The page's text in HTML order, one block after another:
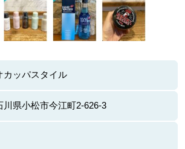
カッパスタイル
川県小松市今江町2-626-3